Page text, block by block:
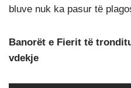
bluve nuk ka pasur të
Banorët e Fierit të
vdekje